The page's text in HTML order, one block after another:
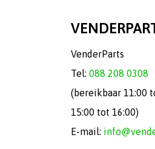
VenderParts
Tel: 088 208 0308
(bereikbaar 11:00
15:00 tot 16:00)
E-mail: